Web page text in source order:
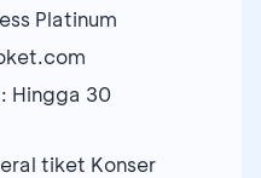
Platinum
Hingga 30
tiket Konser